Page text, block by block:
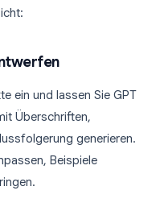
ein und lassen Sie GPT
Überschriften,
generieren.
Beispiele